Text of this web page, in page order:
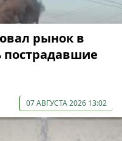
рынок в
пострадавшие
07 АВГУСТА 2026 13:02